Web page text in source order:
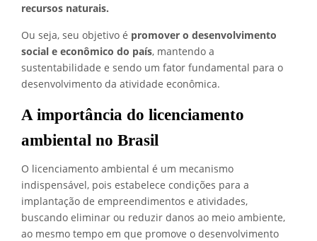
recursos naturais.
Ou seja, seu objetivo é promover o desenvolvimento
social e econômico do país, mantendo a
sustentabilidade e sendo um fator fundamental para o
desenvolvimento da atividade econômica.
A importância do licenciamento
ambiental no Brasil
O licenciamento ambiental é um mecanismo
indispensável, pois estabelece condições para a
implantação de empreendimentos e atividades,
buscando eliminar ou reduzir danos ao meio ambiente,
ao mesmo tempo em que promove o desenvolvimento